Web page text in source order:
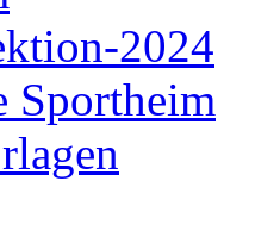
2024
Sportheim